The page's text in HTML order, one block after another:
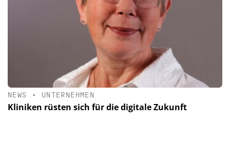
NEWS • UNTERNEHMEN
Kliniken rüsten sich für die digitale Zukunft